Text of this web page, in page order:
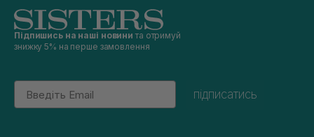
Підпишись на наші новини та отримуй
знижку 5% на перше замовлення
Email
підписатись